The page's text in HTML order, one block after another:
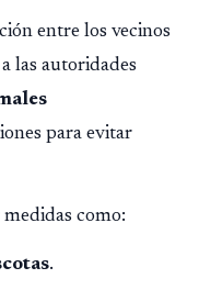
entre los vecinos
las autoridades
para evitar
como:
.